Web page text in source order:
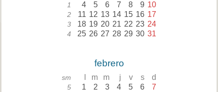
1 4 5 6 7 8 9 10
2 11 12 13 14 15 16 17
3 18 19 20 21 22 23 24
4 25 26 27 28 29 30 31
febrero
sm m m j v s d
5 1 2 3 4 5 6 7